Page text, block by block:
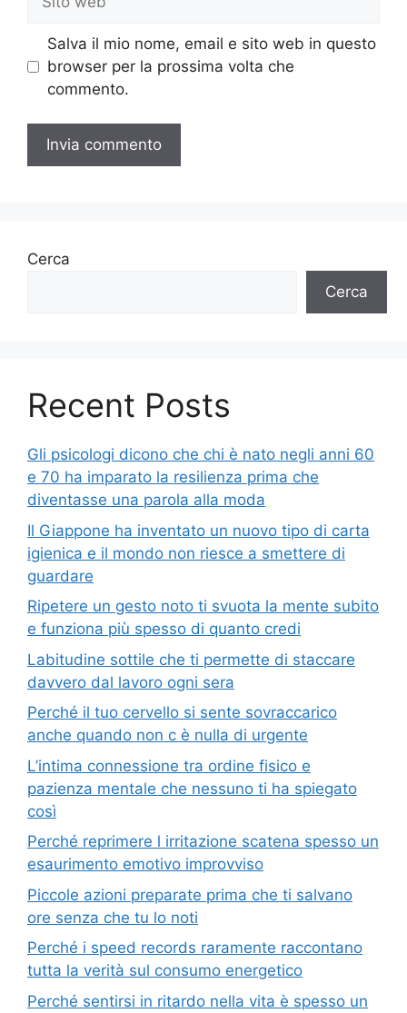
web
Salva il mio nome, email e sito web in questo
browser per la prossima volta che
commento.
Cerca
Cerca
Recent Posts
Gli psicologi dicono che chi è nato negli anni 60
e 70 ha imparato la resilienza prima che
diventasse una parola alla moda
Il Giappone ha inventato un nuovo tipo di carta
igienica e il mondo non riesce a smettere di
guardare
Ripetere un gesto noto ti svuota la mente subito
e funziona più spesso di quanto credi
Labitudine sottile che ti permette di staccare
davvero dal lavoro ogni sera
Perché il tuo cervello si sente sovraccarico
anche quando non c è nulla di urgente
L’intima connessione tra ordine fisico e
pazienza mentale che nessuno ti ha spiegato
così
Perché reprimere l irritazione scatena spesso un
esaurimento emotivo improvviso
Piccole azioni preparate prima che ti salvano
ore senza che tu lo noti
Perché i speed records raramente raccontano
tutta la verità sul consumo energetico
Perché sentirsi in ritardo nella vita è spesso un